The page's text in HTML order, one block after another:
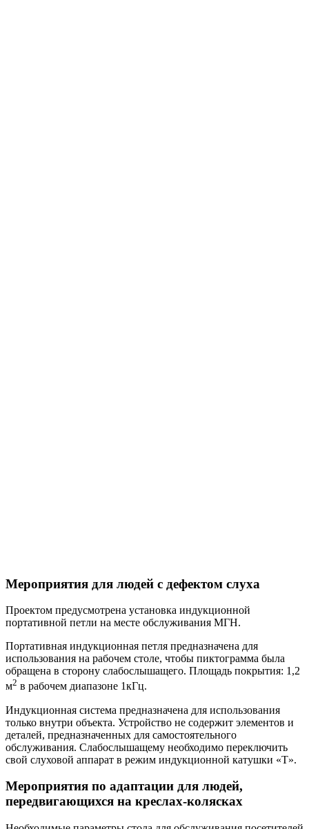
Мероприятия для людей с дефектом слуха
Проектом предусмотрена установка индукционной
портативной петли на месте обслуживания МГН.
Портативная индукционная петля предназначена для
использования на рабочем столе, чтобы пиктограмма была
обращена в сторону слабослышащего. Площадь покрытия: 1,2
м2 в рабочем диапазоне 1кГц.
Индукционная система предназначена для использования
только внутри объекта. Устройство не содержит элементов и
деталей, предназначенных для самостоятельного
обслуживания. Слабослышащему необходимо переключить
свой слуховой аппарат в режим индукционной катушки «Т».
Мероприятия по адаптации для людей,
передвигающихся на креслах-колясках